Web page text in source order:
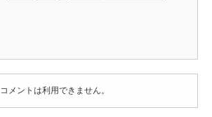
コメントは利用できません。